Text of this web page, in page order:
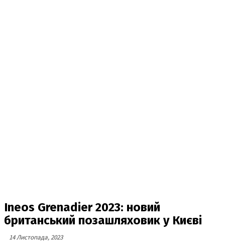
Ineos Grenadier 2023: новий
британський позашляховик у Києві
14 Листопада, 2023